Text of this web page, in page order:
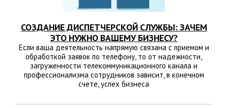
СОЗДАНИЕ ДИСПЕТЧЕРСКОЙ СЛУЖБЫ: ЗАЧЕМ
ЭТО НУЖНО ВАШЕМУ БИЗНЕСУ?
Если ваша деятельность напрямую связана с приемом и
обработкой заявок по телефону, то от надежности,
загруженности телекоммуникационного канала и
профессионализма сотрудников зависит, в конечном
счете, успех бизнеса